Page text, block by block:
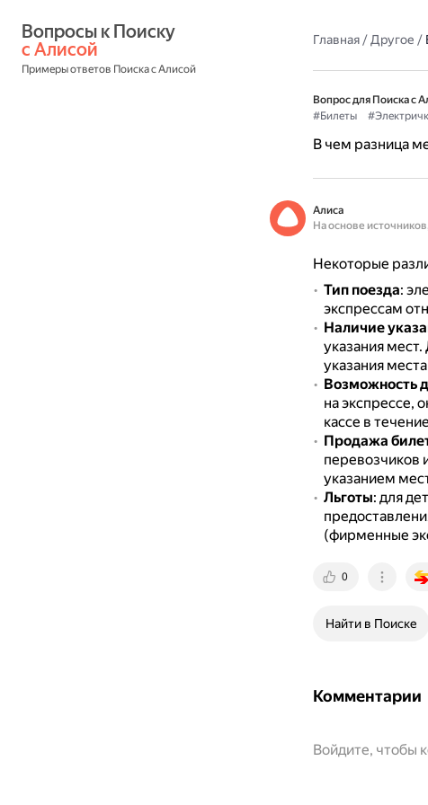
с Алисой
Примеры ответов Поиска с Алисой
Главная/Другое /
Вопрос для Поиска с
#Билеты
В чем разница
Алиса
На основе
Некоторые
Тип поезда:
экспрессам
Наличие
указания мест.
указания
Возможность
на экспрессе,
кассе в
Продажа
перевозчиков
указанием
Льготы: для
(фирменные
0
Найти в Поиске
Комментарии
Войдите, чтобы